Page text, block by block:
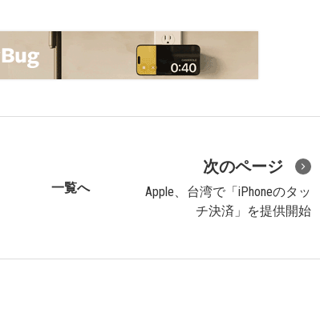
一覧へ
次のページ
Apple、台湾で「iPhoneのタッ
チ決済」を提供開始